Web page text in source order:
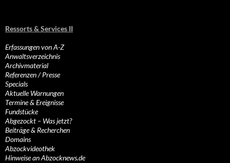
Ressorts & Services II
Erfassungen von A-Z
Anwaltsverzeichnis
Archivmaterial
Referenzen / Presse
Specials
Aktuelle Warnungen
Termine & Ereignisse
Fundstücke
Abgezockt – Was jetzt?
Beiträge & Recherchen
Domains
Abzockvideothek
Hinweise an Abzocknews.de